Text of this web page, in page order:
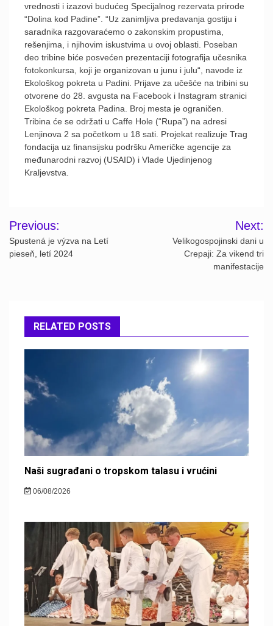
vrednosti i izazovi budućeg Specijalnog rezervata prirode
“Dolina kod Padine”. “Uz zanimljiva predavanja gostiju i
saradnika razgovaraćemo o zakonskim propustima,
rešenjima, i njihovim iskustvima u ovoj oblasti. Poseban
deo tribine biće posvećen prezentaciji fotografija učesnika
fotokonkursa, koji je organizovan u junu i julu“, navode iz
Ekološkog pokreta u Padini. Prijave za učešće na tribini su
otvorene do 28. avgusta na Facebook i Instagram stranici
Ekološkog pokreta Padina. Broj mesta je ograničen.
Tribina će se održati u Caffe Hole (“Rupa”) na adresi
Lenjinova 2 sa početkom u 18 sati. Projekat realizuje Trag
fondacija uz finansijsku podršku Američke agencije za
međunarodni razvoj (USAID) i Vlade Ujedinjenog
Kraljevstva.
Post
navigation
Previous:
Spustená je výzva na Letí
pieseň, letí 2024
Next:
Velikogospojinski dani u
Crepaji: Za vikend tri
manifestacije
RELATED POSTS
Naši sugrađani o tropskom talasu i vrućini
06/08/2026